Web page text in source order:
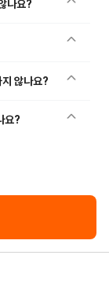
나요?
않나요?
요?